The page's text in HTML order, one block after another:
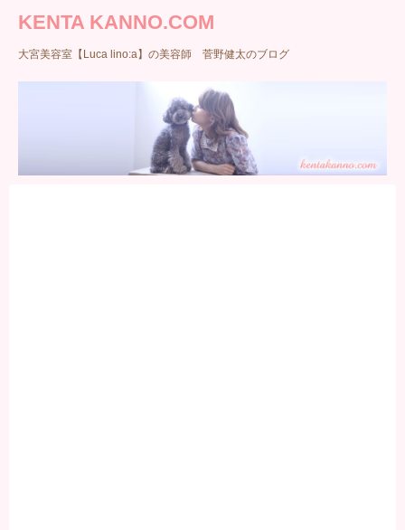
KENTA KANNO.COM
大宮美容室【Luca lino:a】の美容師 菅野健太のブログ